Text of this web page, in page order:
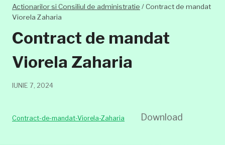
Actionarilor si Consiliul de administratie /Contract de mandat
Viorela Zaharia
Contract de mandat
Viorela Zaharia
IUNIE 7, 2024
Contract-de-mandat-Viorela-Zaharia Download